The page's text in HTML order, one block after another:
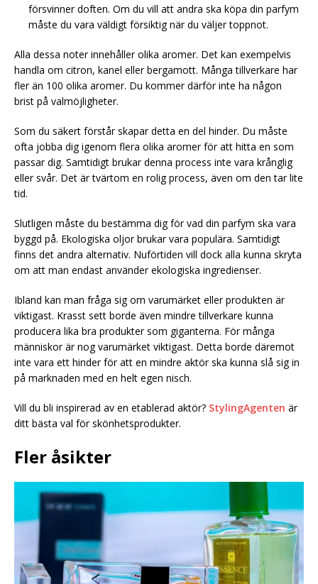
försvinner doften. Om du vill att andra ska köpa din parfym
måste du vara väldigt försiktig när du väljer toppnot.
Alla dessa noter innehåller olika aromer. Det kan exempelvis
handla om citron, kanel eller bergamott. Många tillverkare har
fler än 100 olika aromer. Du kommer därför inte ha någon
brist på valmöjligheter.
Som du säkert förstår skapar detta en del hinder. Du måste
ofta jobba dig igenom flera olika aromer för att hitta en som
passar dig. Samtidigt brukar denna process inte vara krånglig
eller svår. Det är tvärtom en rolig process, även om den tar lite
tid.
Slutligen måste du bestämma dig för vad din parfym ska vara
byggd på. Ekologiska oljor brukar vara populära. Samtidigt
finns det andra alternativ. Nuförtiden vill dock alla kunna skryta
om att man endast använder ekologiska ingredienser.
Ibland kan man fråga sig om varumärket eller produkten är
viktigast. Krasst sett borde även mindre tillverkare kunna
producera lika bra produkter som giganterna. För många
människor är nog varumärket viktigast. Detta borde däremot
inte vara ett hinder för att en mindre aktör ska kunna slå sig in
på marknaden med en helt egen nisch.
Vill du bli inspirerad av en etablerad aktör? StylingAgenten är
ditt bästa val för skönhetsprodukter.
Fler åsikter